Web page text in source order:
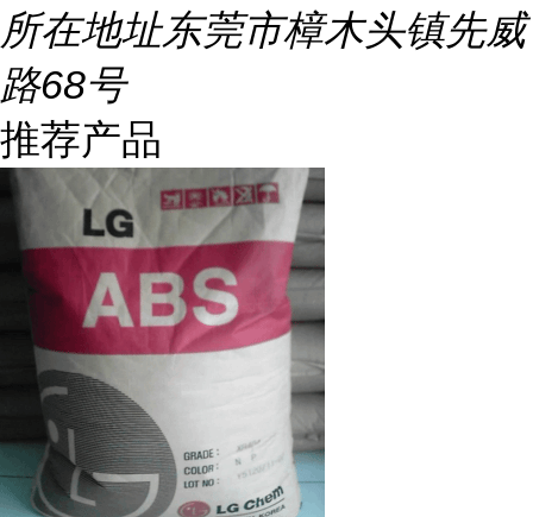
所在地址东莞市樟木头镇先威
路68号
推荐产品